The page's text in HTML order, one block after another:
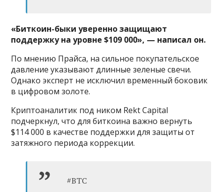
«Биткоин-быки уверенно защищают
поддержку на уровне $109 000», — написал он.
По мнению Прайса, на сильное покупательское
давление указывают длинные зеленые свечи.
Однако эксперт не исключил временный боковик
в цифровом золоте.
Криптоаналитик под ником Rekt Capital
подчеркнул, что для биткоина важно вернуть
$114 000 в качестве поддержки для защиты от
затяжного периода коррекции.
#BTC